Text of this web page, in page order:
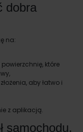
dobra
na:
które
aby łatwo i
z aplikacją.
samochodu,